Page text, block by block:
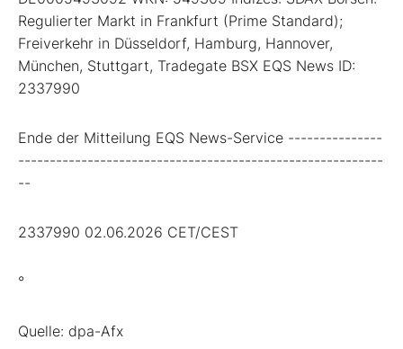
Regulierter Markt in Frankfurt (Prime Standard);
Freiverkehr in Düsseldorf, Hamburg, Hannover,
München, Stuttgart, Tradegate BSX EQS News ID:
2337990
Ende der Mitteilung EQS News-Service ---------------
----------------------------------------------------------
--
2337990 02.06.2026 CET/CEST
°
Quelle: dpa-Afx